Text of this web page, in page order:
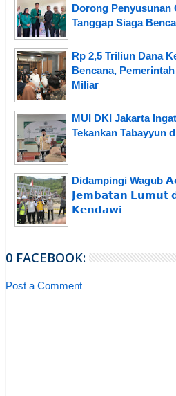
Dorong Penyusunan
Tanggap Siaga
Rp 2,5 Triliun Dana
Bencana,
Miliar
MUI DKI Jakarta
Tekankan Tabayyun
Didampingi Wagub
𝗝𝗲𝗺𝗯𝗮𝘁𝗮𝗻 𝗟𝘂𝗺𝘂𝘁
𝗞𝗲𝗻𝗱𝗮𝘄𝗶
0 FACEBOOK:
Post a Comment